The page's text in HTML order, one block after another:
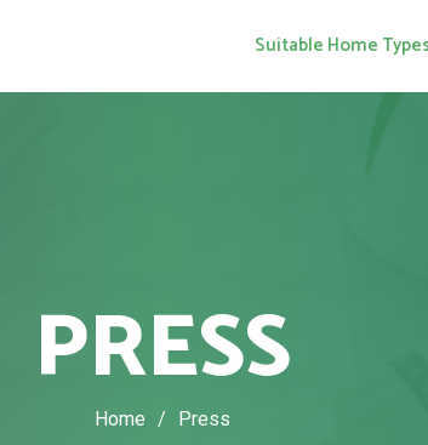
Suitable Home
PRESS
Home / Press